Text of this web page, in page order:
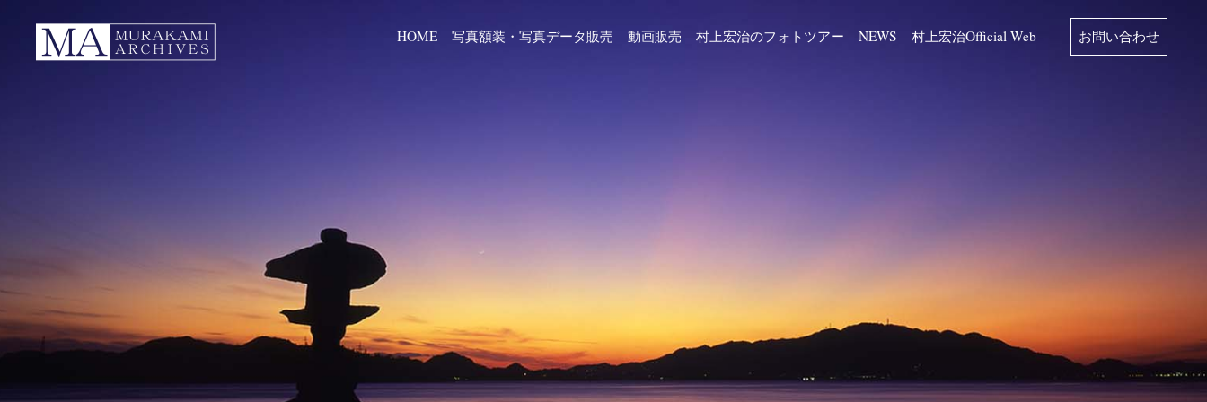
HOME 写真額装・写真データ販売 動画販売 村上宏治のフォトツアー NEWS 村上宏治Official Web お問い合わせ